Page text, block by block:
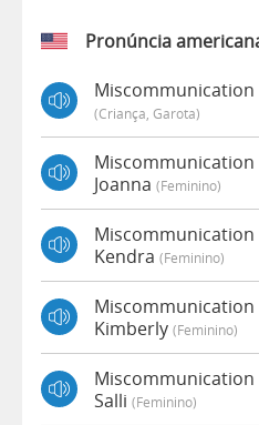
Pronúncia
(criança, Garota)
Joanna (feminino)
Kendra (feminino)
Kimberly (feminino)
Salli (feminino)